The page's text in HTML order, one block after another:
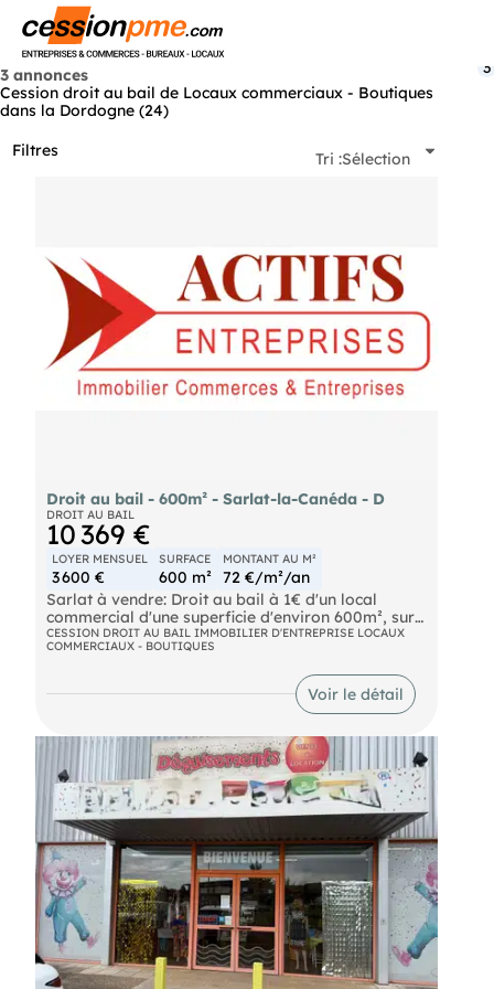
3 annonces
Cession droit au bail de Locaux commerciaux - Boutiques
dans la Dordogne (24)
Filtres
3
Tri :Sélection
Droit au bail - 600m² - Sarlat-la-Canéda - D
DROIT AU BAIL
10 369 €
LOYER MENSUEL
3 600 €
SURFACE
600 m²
MONTANT AU M²
72 €/m²/an
Sarlat à vendre: Droit au bail à 1€ d'un local
commercial d'une superficie d'environ 600m², sur
un terrain clos avec 30 places de parking.
Idéalement situé dans une zone artisanale. Prix de
CESSION DROIT AU BAIL IMMOBILIER D'ENTREPRISE LOCAUX
COMMERCIAUX - BOUTIQUES
Voir le détail